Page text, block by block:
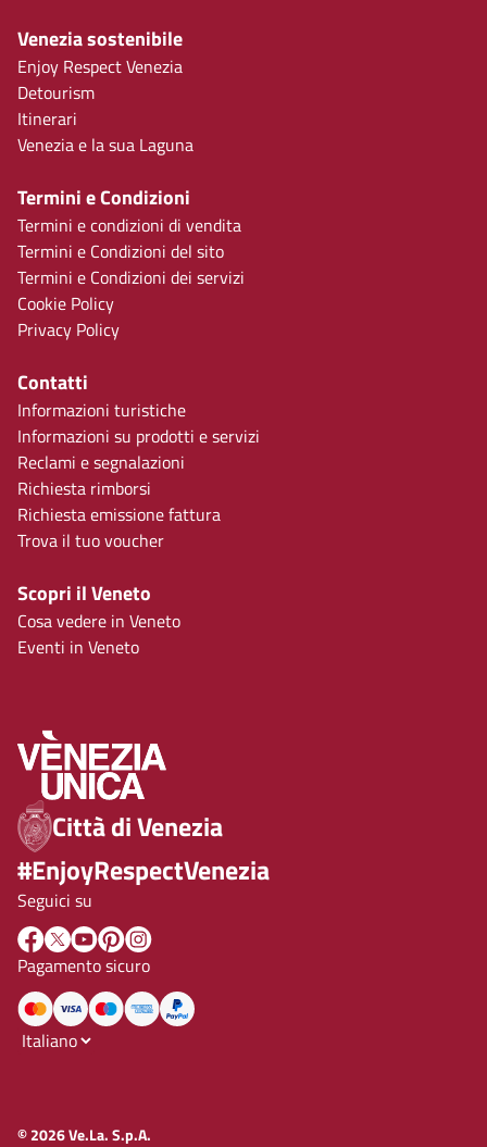
Venezia sostenibile
Enjoy Respect Venezia
Detourism
Itinerari
Venezia e la sua Laguna
Termini e Condizioni
Termini e condizioni di vendita
Termini e Condizioni del sito
Termini e Condizioni dei servizi
Cookie Policy
Privacy Policy
Contatti
Informazioni turistiche
Informazioni su prodotti e servizi
Reclami e segnalazioni
Richiesta rimborsi
Richiesta emissione fattura
Trova il tuo voucher
Scopri il Veneto
Cosa vedere in Veneto
Eventi in Veneto
Città di Venezia
#EnjoyRespectVenezia
Seguici su
Pagamento sicuro
© 2026 Ve.La. S.p.A.